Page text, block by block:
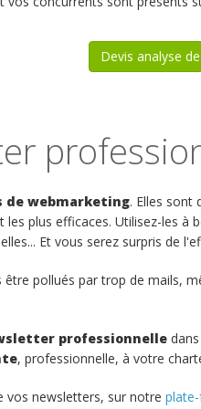
Devis analyse
de webmarketing. Elles sont
plus efficaces. Utilisez-les
Et vous serez surpris de
pollués par trop de mails,
professionnelle
, professionnelle, à votre
vos newsletters, sur notre